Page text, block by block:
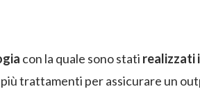
con la quale sono stati realizzati
trattamenti per assicurare un